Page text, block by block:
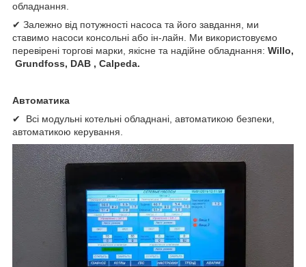
обладнання.
✔ Залежно від потужності насоса та його завдання, ми
ставимо насоси консольні або ін-лайн. Ми використовуємо
перевірені торгові марки, якісне та надійне обладнання: Willo,
Grundfoss, DAB , Calpeda.
Автоматика
✔ Всі модульні котельні обладнані, автоматикою безпеки,
автоматикою керування.